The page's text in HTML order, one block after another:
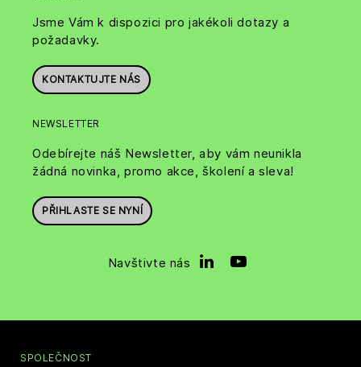
Jsme Vám k dispozici pro jakékoli dotazy a
požadavky.
KONTAKTUJTE NÁS
NEWSLETTER
Odebírejte náš Newsletter, aby vám neunikla
žádná novinka, promo akce, školení a sleva!
PŘIHLASTE SE NYNÍ
Navštivte nás
SPOLEČNOST